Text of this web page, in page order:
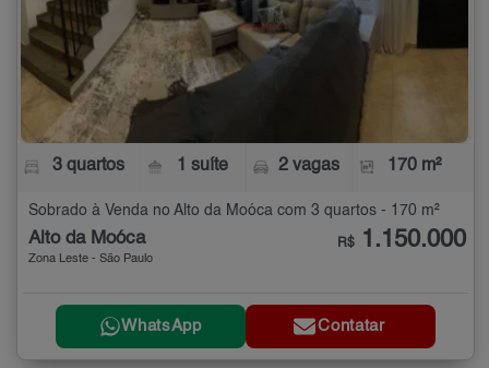
3 quartos 1 suíte 2 vagas 170 m²
Sobrado à Venda no Alto da Moóca com 3 quartos - 170 m²
Alto da Moóca
Zona Leste - São Paulo
R$ 1.150.000
WhatsApp Contatar